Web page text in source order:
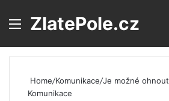
Menu
ZlatePole.cz
Home/Komunikace/Je možné
Komunikace